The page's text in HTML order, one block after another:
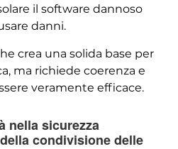
il software dannoso
danni.
crea una solida base per
ma richiede coerenza e
veramente efficace.
nella sicurezza
condivisione delle